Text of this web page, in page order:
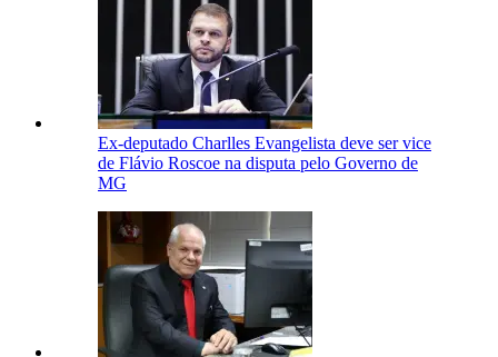
Ex-deputado Charlles Evangelista deve ser vice
de Flávio Roscoe na disputa pelo Governo de
MG